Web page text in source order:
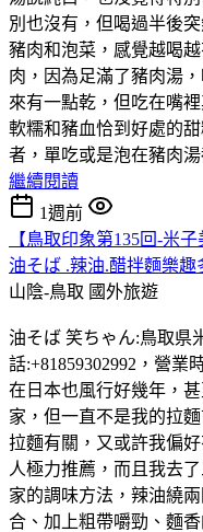
別也沒有，但喝過半後
豬肉和泡菜，感覺越喝
肉，因為足滿了豬肉湯
來有一點乾，但吃在嘴
軟糯和豬血恰到好處的
者，單吃或是泡在豬肉湯
繼續閱讀
1週前
【鳥取印象第135回-米
油そば .辣油.醋拌麵樂趣
山陰-鳥取 國外旅遊
油そば 笑ちゃん:鳥取県
話:+81859302992，營業
在日本也風行好幾年，
家，但一直不是我的拉
拉麵有關，又或許我偏
人極力推薦，而且我去
家的調味方法，辣油繞
合、加上粗帶嚼勁、麵